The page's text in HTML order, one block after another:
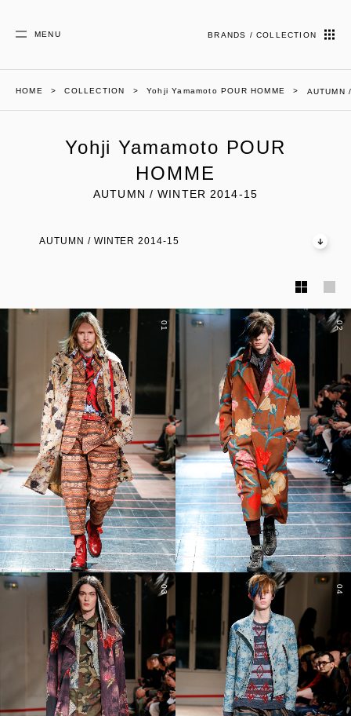
MENU BRANDS / COLLECTION
HOME COLLECTION Yohji Yamamoto POUR HOMME AUTUMN
Yohji Yamamoto POUR
HOMME
AUTUMN / WINTER 2014-15
AUTUMN / WINTER 2014-15
01 02
03 04